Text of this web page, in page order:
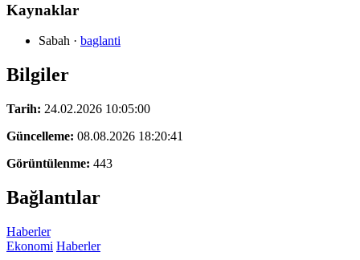
Kaynaklar
Sabah · baglanti
Bilgiler
Tarih: 24.02.2026 10:05:00
Güncelleme: 08.08.2026 18:20:41
Görüntülenme: 443
Bağlantılar
Haberler
Ekonomi Haberler